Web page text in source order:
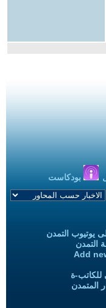
بودكاست
يوتيوب التمدن
التمدن
Add
للكاتب-ة
المتمدن